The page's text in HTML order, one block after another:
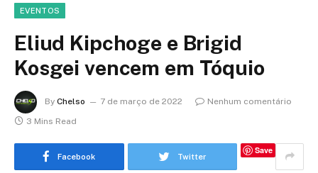
EVENTOS
Eliud Kipchoge e Brigid
Kosgei vencem em Tóquio
By Chelso 7 de março de 2022
Nenhum comentário
3 Mins Read
Facebook Twitter
Save